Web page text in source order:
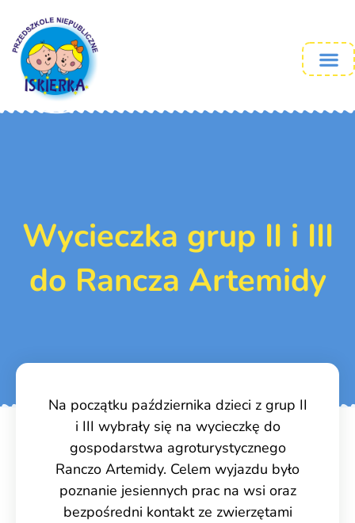
Wycieczka grup II i III
do Rancza Artemidy
Na początku października dzieci z grup II
i III wybrały się na wycieczkę do
gospodarstwa agroturystycznego
Ranczo Artemidy. Celem wyjazdu było
poznanie jesiennych prac na wsi oraz
bezpośredni kontakt ze zwierzętami